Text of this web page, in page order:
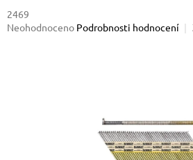
2469
Průměrné
Neohodnoceno Podrobnosti hodnocení